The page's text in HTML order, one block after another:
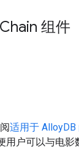
Chain 组件
适用于 AlloyDB
户可以与电影